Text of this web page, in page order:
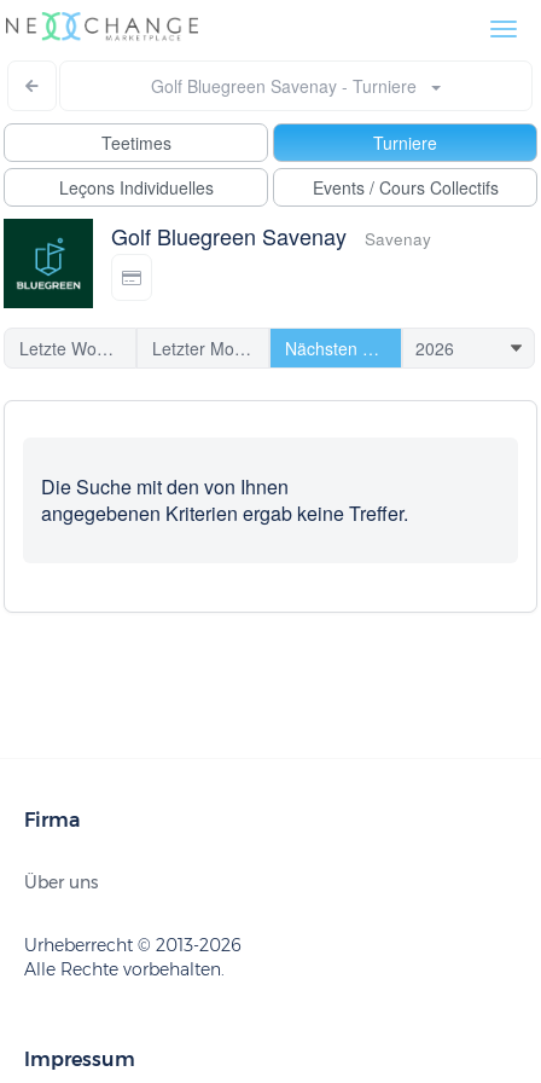
Golf Bluegreen Savenay - Turniere
Teetimes
Turniere
Leçons Individuelles
Events / Cours Collectifs
Golf Bluegreen Savenay Savenay
Letzte Woche Letzter Monat Nächsten Turniere
Die Suche mit den von Ihnen
angegebenen Kriterien ergab keine Treffer.
Firma
Über uns
Urheberrecht © 2013-2026
Alle Rechte vorbehalten.
Impressum